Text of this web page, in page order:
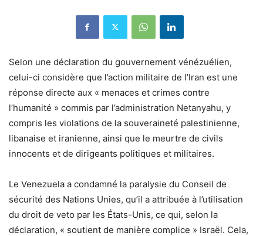
Selon une déclaration du gouvernement vénézuélien,
celui-ci considère que l’action militaire de l’Iran est une
réponse directe aux « menaces et crimes contre
l’humanité » commis par l’administration Netanyahu, y
compris les violations de la souveraineté palestinienne,
libanaise et iranienne, ainsi que le meurtre de civils
innocents et de dirigeants politiques et militaires.
Le Venezuela a condamné la paralysie du Conseil de
sécurité des Nations Unies, qu’il a attribuée à l’utilisation
du droit de veto par les États-Unis, ce qui, selon la
déclaration, « soutient de manière complice » Israël. Cela,